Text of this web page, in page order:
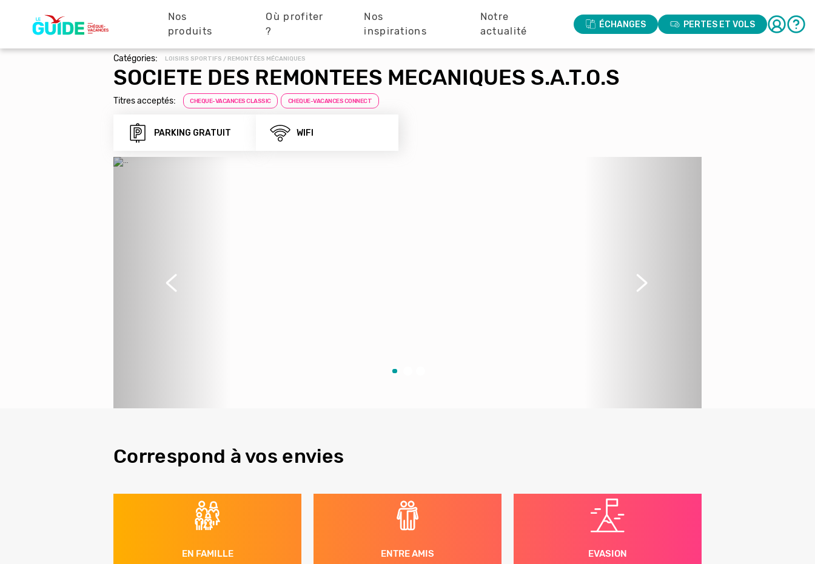
principale
Nos
produits
Où profiter
?
Nos
inspirations
Notre
actualité
ÉCHANGES PERTES ET VOLS
Catégories: LOISIRS SPORTIFS / REMONTÉES MÉCANIQUES
SOCIETE DES REMONTEES MECANIQUES S.A.T.O.S
Titres acceptés: CHEQUE-VACANCES CLASSIC CHEQUE-VACANCES CONNECT
PARKING GRATUIT WIFI
Précédent Suivant
Correspond à vos envies
EN FAMILLE ENTRE AMIS EVASION